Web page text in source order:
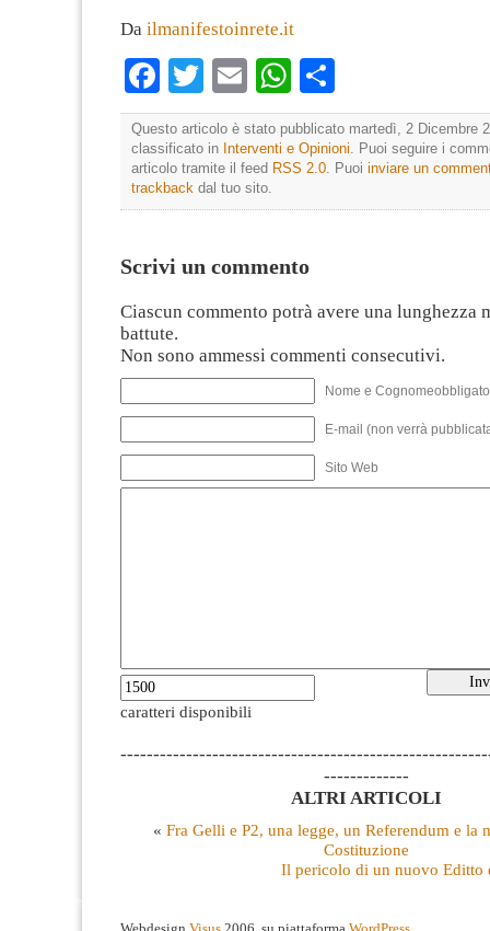
Da ilmanifestoinrete.it
Facebook
TwitterEmailWhatsApp
Questo articolo è stato pubblicato martedì, 2 Dicembre
classificato in Interventi e Opinioni. Puoi seguire i
articolo tramite il feed RSS 2.0. Puoi inviare un
trackback dal tuo sito.
Scrivi un commento
Ciascun commento potrà avere una lunghezza
battute.
Non sono ammessi commenti consecutivi.
Nome e
E-mail (non verrà
Sito Web
caratteri disponibili
-------------
ALTRI ARTICOLI
« Fra Gelli e P2, una legge, un Referendum e la
Costituzione
Il pericolo di un nuovo Editto